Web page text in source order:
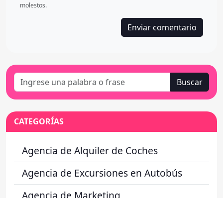
molestos.
Buscar
CATEGORÍAS
Agencia de Alquiler de Coches
Agencia de Excursiones en Autobús
Agencia de Marketing